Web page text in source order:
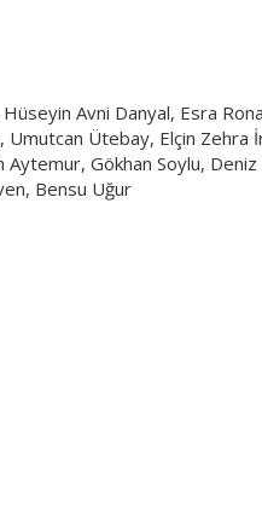
Şaşmaz, Helin Kandemir,
Süvarioğlu, Umutcan
Aytemur, Gökhan Soylu,
Uğur gibi başarılı
Avni Danyal, Esra
Umutcan Ütebay, Elçin Zehra
Aytemur, Gökhan Soylu, Deniz
Bensu Uğur